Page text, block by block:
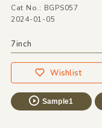
Cat No.: BGPS057
2024-01-05
7inch
Wishlist
Sample1